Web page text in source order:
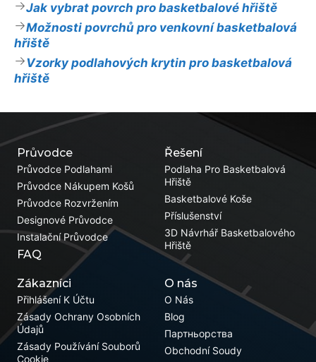
Jak vybrat povrch pro basketbalové hřiště
Možnosti povrchů pro venkovní basketbalová
hřiště
Vzorky podlahových krytin pro basketbalová
hřiště
Řešení
Podlaha Pro Basketbalová
Hřiště
Basketbalové Koše
Příslušenství
3D Návrhář Basketbalového
Hřiště
Průvodce
Průvodce Podlahami
Průvodce Nákupem Košů
Průvodce Rozvržením
Designové Průvodce
Instalační Průvodce
FAQ
Zákazníci
Přihlášení K Účtu
Zásady Ochrany Osobních
Údajů
Zásady Používání Souborů
Cookie
O nás
O Nás
Blog
Партньорства
Obchodní Soudy